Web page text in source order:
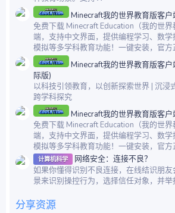
Minecraft我的世界教育版客
免费下载 Minecraft Education（我的世界
端，支持中文界面，提供编程学习、数
模拟等多学科教育功能！一键安装，官方
Minecraft我的世界教育版客
际版)
以科技引领教育，以创新探索世界 | 沉浸
跨学科探究
Minecraft我的世界教育版客户
免费下载 Minecraft Education（我的世界
端，支持中文界面，提供编程学习、数
模拟等多学科教育功能！一键安装，官方
计算机科学
网络安全：连接不良？
如果你懂得识别不良连接，在线结识朋
景来识别操控行为，选择信任对象，并举
分享资源